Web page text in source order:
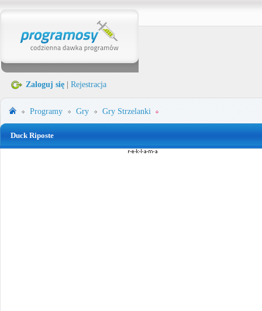
Zaloguj się Rejestracja
Programy Gry Gry Strzelanki
Duck Riposte